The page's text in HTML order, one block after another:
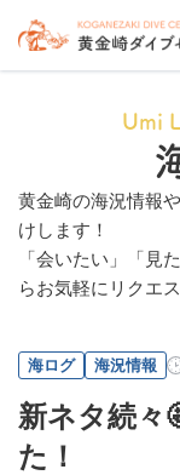
Umi
黄金崎の海況情報
けします！
「会いたい」「見
らお気軽にリクエ
海ログ 海況情報
新ネタ続々
た！